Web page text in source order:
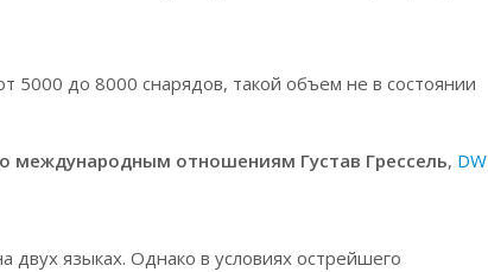
5000 до 8000 снарядов, такой объем не в состоянии
международным отношениям Густав Грессель, DW
двух языках. Однако в условиях острейшего